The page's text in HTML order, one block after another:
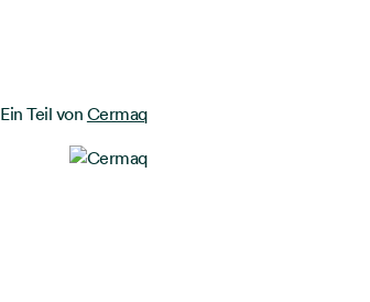
Ein Teil von Cermaq